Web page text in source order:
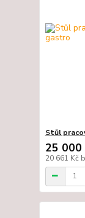
Stůl
25 000
20 661 Kč